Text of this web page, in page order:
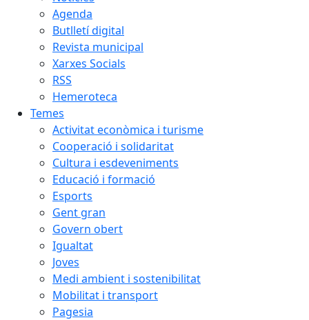
Agenda
Butlletí digital
Revista municipal
Xarxes Socials
RSS
Hemeroteca
Temes
Activitat econòmica i turisme
Cooperació i solidaritat
Cultura i esdeveniments
Educació i formació
Esports
Gent gran
Govern obert
Igualtat
Joves
Medi ambient i sostenibilitat
Mobilitat i transport
Pagesia